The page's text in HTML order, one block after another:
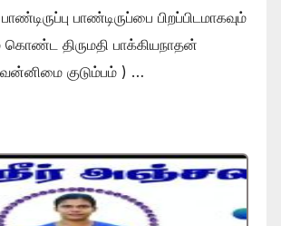
பாண்டிருப்பை பிறப்பிடமாகவும்
கொண்ட திருமதி பாக்கியநாதன்
குடும்பம் ) …